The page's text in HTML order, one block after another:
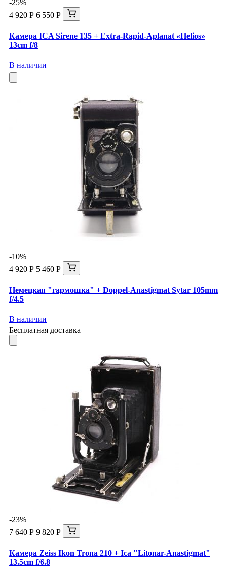
-25%
4 920 Р 6 550 Р
Камера ICA Sirene 135 + Extra-Rapid-Aplanat «Helios»
13cm f/8
В наличии
-10%
4 920 Р 5 460 Р
Немецкая "гармошка" + Doppel-Anastigmat Sytar 105mm
f/4.5
В наличии
Бесплатная доставка
-23%
7 640 Р 9 820 Р
Камера Zeiss Ikon Trona 210 + Ica "Litonar-Anastigmat"
13.5cm f/6.8